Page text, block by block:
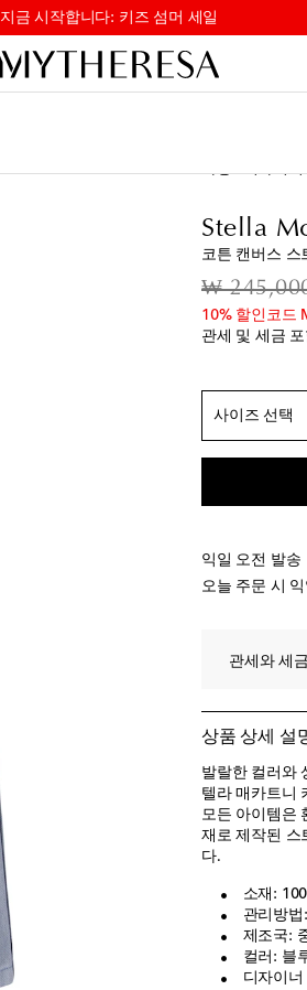
지금 시작합니다: 키즈 섬머 세일
Stella
코튼 캔버스 스
₩
10% 할인코드
관세 및 세금
사이즈 선택
Y 2 위시리
마지막
Y 4 위시리
Y 5 위시리
Y 6 위시리
Y 8 품절 임
Y 12 마지막
Y 14 위시리
익일 오전 발송
오늘 주문 시
관세와 세
상품 상세 설
발랄한 컬러와
텔라 매카트니
모든 아이템은
재로 제작된 스
다.
소재:
관리방
제조국:
컬러: 블
디자이